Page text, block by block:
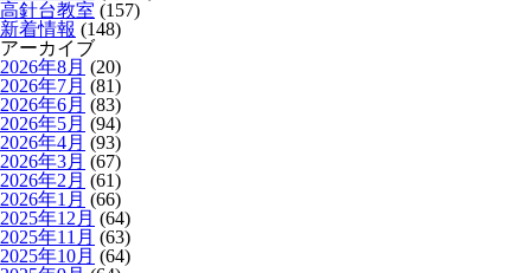
高針台教室 (157)
新着情報 (148)
アーカイブ
2026年8月 (20)
2026年7月 (81)
2026年6月 (83)
2026年5月 (94)
2026年4月 (93)
2026年3月 (67)
2026年2月 (61)
2026年1月 (66)
2025年12月 (64)
2025年11月 (63)
2025年10月 (64)